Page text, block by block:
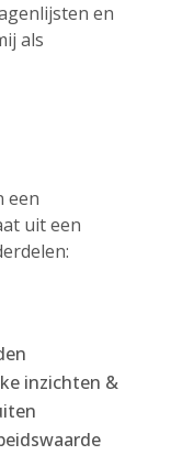
en
als
een
uit een
inzichten &